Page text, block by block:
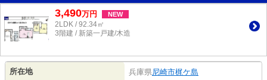
3,490万円 NEW
2LDK / 92.34㎡
3階建 / 新築一戸建/木造
所在地 兵庫県尼崎市梶ケ島